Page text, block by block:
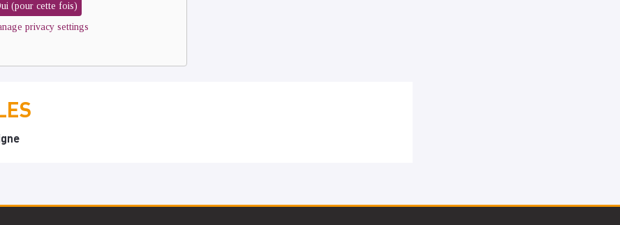
(pour cette fois)
privacy settings